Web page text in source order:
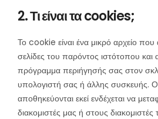
2. Τι είναι τα cookies;
Το cookie είναι ένα μικρό αρχείο που
σελίδες του παρόντος ιστότοπου
πρόγραμμα περιήγησής σας στον
υπολογιστή σας ή άλλης συσκευής.
αποθηκεύονται εκεί ενδέχεται να
διακομιστές μας ή στους διακομιστές